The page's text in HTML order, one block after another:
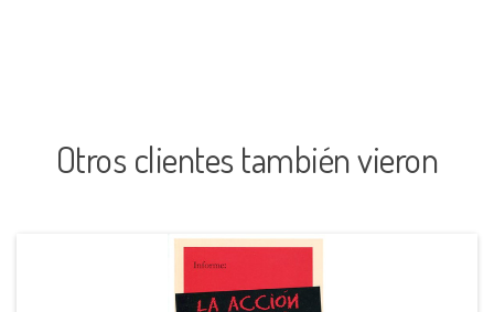
Otros clientes también vieron